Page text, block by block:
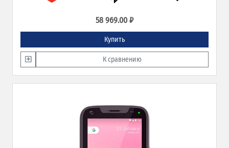
58 969.00 ₽
Купить
К сравнению